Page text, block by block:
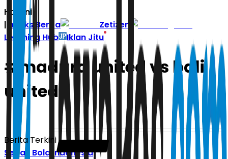
Hari ini
| Indeks Berita
Zetizen
Learning Hub
Iklan Jitu
# madura united vs bali
united
Berita Terkini
Sepak Bola Indonesia